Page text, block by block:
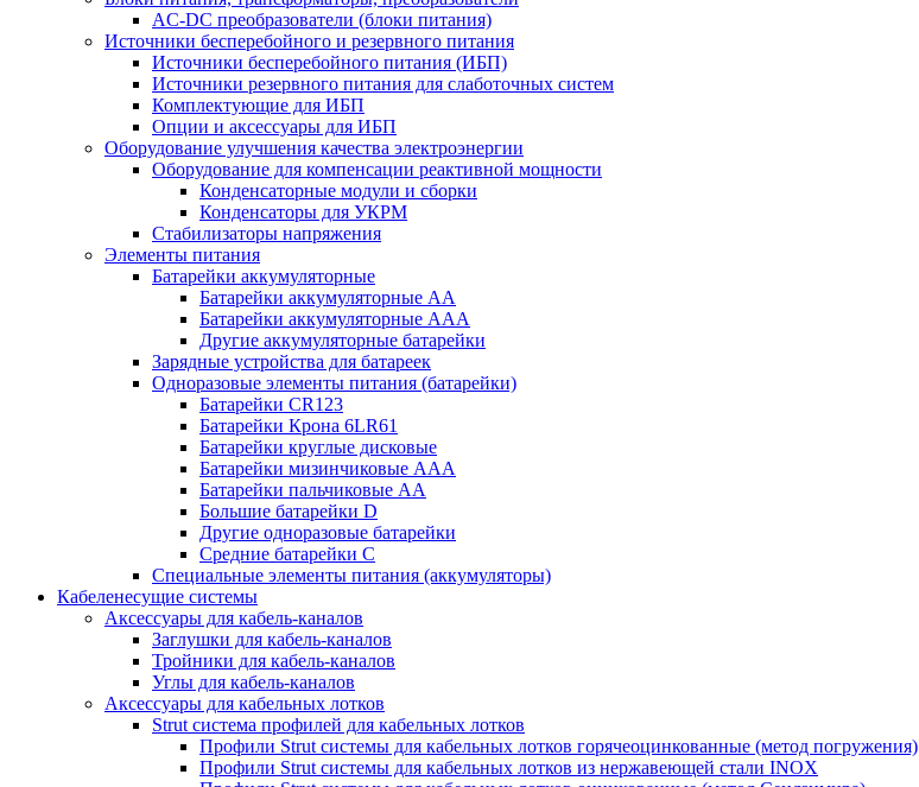
AC-DC преобразователи (блоки питания)
Источники бесперебойного и резервного питания
Источники бесперебойного питания (ИБП)
Источники резервного питания для слаботочных систем
Комплектующие для ИБП
Опции и аксессуары для ИБП
Оборудование улучшения качества электроэнергии
Оборудование для компенсации реактивной мощности
Конденсаторные модули и сборки
Конденсаторы для УКРМ
Стабилизаторы напряжения
Элементы питания
Батарейки аккумуляторные
Батарейки аккумуляторные АА
Батарейки аккумуляторные ААА
Другие аккумуляторные батарейки
Зарядные устройства для батареек
Одноразовые элементы питания (батарейки)
Батарейки CR123
Батарейки Крона 6LR61
Батарейки круглые дисковые
Батарейки мизинчиковые ААА
Батарейки пальчиковые АА
Большие батарейки D
Другие одноразовые батарейки
Средние батарейки C
Специальные элементы питания (аккумуляторы)
Кабеленесущие системы
Аксессуары для кабель-каналов
Заглушки для кабель-каналов
Тройники для кабель-каналов
Углы для кабель-каналов
Аксессуары для кабельных лотков
Strut система профилей для кабельных лотков
Профили Strut системы для кабельных лотков горячеоцинкованные (метод погружения)
Профили Strut системы для кабельных лотков из нержавеющей стали INOX